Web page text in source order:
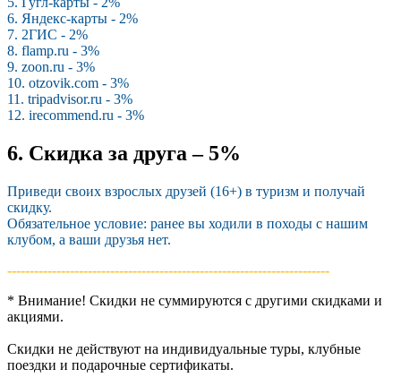
6. Яндекс-карты - 2%
7. 2ГИС - 2%
8. flamp.ru - 3%
9. zoon.ru - 3%
10. otzovik.com - 3%
11. tripadvisor.ru - 3%
12. irecommend.ru - 3%
6. Скидка за друга – 5%
Приведи своих взрослых друзей (16+) в туризм и получай
скидку.
Обязательное условие: ранее вы ходили в походы с нашим
клубом, а ваши друзья нет.
------------------------------------------------------------------------­
* Внимание! Скидки не суммируются с другими скидками и
акциями.
Скидки не действуют на индивидуальные туры, клубные
поездки и подарочные сертификаты.